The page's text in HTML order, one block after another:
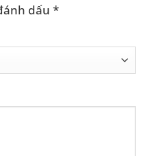
dấu *